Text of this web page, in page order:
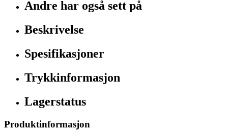
Andre har også sett på
Beskrivelse
Spesifikasjoner
Trykkinformasjon
Lagerstatus
Produktinformasjon